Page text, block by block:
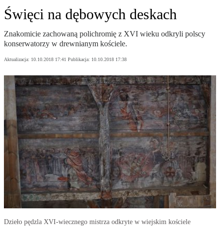
Święci na dębowych deskach
Znakomicie zachowaną polichromię z XVI wieku odkryli polscy
konserwatorzy w drewnianym kościele.
Aktualizacja: 10.10.2018 17:41 Publikacja: 10.10.2018 17:38
Dzieło pędzla XVI-wiecznego mistrza odkryte w wiejskim kościele